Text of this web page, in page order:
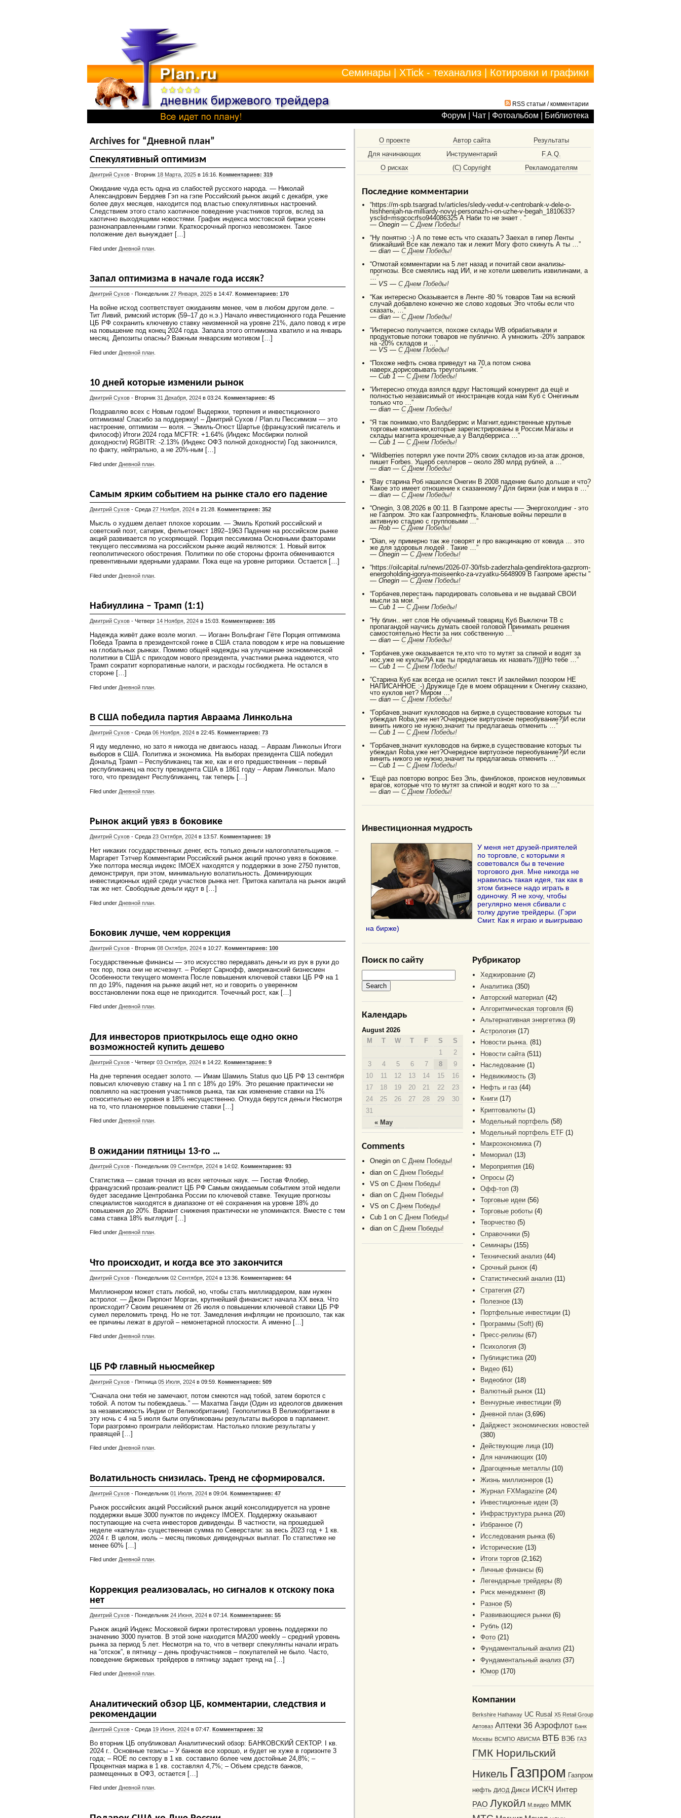
Семинары XTick - теханализ Котировки и графики
RSS статьи /комментарии
Форум Чат Фотоальбом Библиотека
Archives for “Дневной план”
Спекулятивный оптимизм
Дмитрий Сухов - Вторник 18 Марта 2025 в 16:16. Комментариев: 319
Ожидание чуда есть одна из слабостей русского народа. — Николай
Александрович Бердяев Гэп на гэпе Российский рынок акций с декабря, уже
более двух месяцев, находится под властью спекулятивных настроений.
Следствием этого стало хаотичное поведение участников торгов, вслед за
хаотично выходящими новостями. График индекса мостовской биржи усеян
разнонаправленными гэпми. Краткосрочный прогноз невозможен. Такое
положение дел вынуждает […]
Filed under Дневной план
Запал оптимизма в начале года иссяк?
Дмитрий Сухов - Понедельник 27 Января 2025 в 14:47. Комментариев: 170
На войне исход соответствует ожиданиям менее, чем в любом другом деле. –
Тит Ливий, римский историк (59–17 до н.э.) Начало инвестиционного года Решение
ЦБ РФ сохранить ключевую ставку неизменной на уровне 21%, дало повод к игре
на повышение под конец 2024 года. Запала этого оптимизма хватило и на январь
месяц. Депозиты опасны? Важным январским мотивом […]
Filed under Дневной план
10 дней которые изменили рынок
Дмитрий Сухов - Вторник 31 Декабря 2024 в 03:24. Комментариев: 45
Поздравляю всех с Новым годом! Выдержки, терпения и инвестиционного
оптимизма! Спасибо за поддержку! – Дмитрий Сухов / Plan.ru Пессимизм — это
настроение, оптимизм — воля. – Эмиль-Огюст Шартье (французский писатель и
философ) Итоги 2024 года MCFTR: +1.64% (Индекс Мосбиржи полной
доходности) RGBITR: -2.13% (Индекс ОФЗ полной доходности) Год закончился,
по факту, нейтрально, а не 20%-ным […]
Filed under Дневной план
Самым ярким событием на рынке стало его падение
Дмитрий Сухов - Среда 27 Ноября 2024 в 21:28. Комментариев: 352
Мысль о худшем делает плохое хорошим. — Эмиль Кроткий российский и
советский поэт, сатирик, фельетонист 1892–1963 Падение на российском рынке
акций развивается по ускоряющей. Порция пессимизма Основными факторами
текущего пессимизма на российском рынке акций являются: 1. Новый виток
геополитического обострения. Политики по обе стороны фронта обмениваются
превентивными ядерными ударами. Пока еще на уровне риторики. Остается […]
Filed under Дневной план
Набиуллина – Трамп (1:1)
Дмитрий Сухов - Четверг 14 Ноября 2024 в 15:03. Комментариев: 165
Надежда живёт даже возле могил. — Иоганн Вольфганг Гёте Порция оптимизма
Победа Трампа в президентской гонке в США стала поводом к игре на повышение
на глобальных рынках. Помимо общей надежды на улучшение экономической
политики в США с приходом нового президента, участники рынка надеются, что
Трамп сократит корпоративные налоги, и расходы госбюджета. Не остался в
стороне […]
Filed under Дневной план
В США победила партия Авраама Линкольна
Дмитрий Сухов - Среда 06 Ноября 2024 в 22:45. Комментариев: 73
Я иду медленно, но зато я никогда не двигаюсь назад. – Авраам Линкольн Итоги
выборов в США. Политика и экономика. На выборах президента США победил
Дональд Трамп – Республиканец так же, как и его предшественник – первый
республиканец на посту президента США в 1861 году – Аврам Линкольн. Мало
того, что президент Республиканец, так теперь […]
Filed under Дневной план
Рынок акций увяз в боковике
Дмитрий Сухов - Среда 23 Октября 2024 в 13:57. Комментариев: 19
Нет никаких государственных денег, есть только деньги налогоплательщиков. –
Маргарет Тэтчер Комментарии Российский рынок акций прочно увяз в боковике.
Уже полтора месяца индекс IMOEX находятся у поддержки в зоне 2750 пунктов,
демонстрируя, при этом, минимальную волатильность. Доминирующих
инвестиционных идей среди участков рынка нет. Притока капитала на рынок акций
так же нет. Свободные деньги идут в […]
Filed under Дневной план
Боковик лучше, чем коррекция
Дмитрий Сухов - Вторник 08 Октября 2024 в 10:27. Комментариев: 100
Государственные финансы — это искусство передавать деньги из рук в руки до
тех пор, пока они не исчезнут. – Роберт Сарнофф, американский бизнесмен
Особенности текущего момента После повышения ключевой ставки ЦБ РФ на 1
пп до 19%, падения на рынке акций нет, но и говорить о уверенном
восстановлении пока еще не приходится. Точечный рост, как […]
Filed under Дневной план.
Для инвесторов приоткрылось еще одно окно
возможностей купить дешево
Дмитрий Сухов - Четверг 03 Октября 2024 в 14:22. Комментариев: 9
На дне терпения оседает золото. — Имам Шамиль Status quo ЦБ РФ 13 сентября
повысил ключевую ставку на 1 пп с 18% до 19%. Это решение практически не
повлияло на настроения участников рынка, так как изменение ставки на 1%
относительно ее уровня в 18% несущественно. Откуда берутся деньги Несмотря
на то, что планомерное повышение ставки […]
Filed under Дневной план.
В ожидании пятницы 13-го …
Дмитрий Сухов - Понедельник 09 Сентября 2024 в 14:02. Комментариев: 93
Статистика — самая точная из всех неточных наук. — Гюстав Флобер,
французский прозаик-реалист ЦБ РФ Самым ожидаемым событием этой недели
будет заседание Центробанка России по ключевой ставке. Текущие прогнозы
специалистов находятся в диапазоне от её сохранения на уровне 18% до
повышения до 20%. Вариант снижения практически не упоминактся. Вместе с тем
сама ставка 18% выглядит […]
Filed under Дневной план.
Что происходит, и когда все это закончится
Дмитрий Сухов - Понедельник 02 Сентября 2024 в 13:36. Комментариев: 64
Миллионером может стать любой, но, чтобы стать миллиардером, вам нужен
астролог. — Джон Пирпонт Морган, крупнейший финансист начала XX века. Что
происходит? Своим решением от 26 июля о повышении ключевой ставки ЦБ РФ
сумел переломить тренд. Но не тот. Замедления инфляции не произошло, так как
ее причины лежат в другой – немонетарной плоскости. А именно […]
Filed under Дневной план.
ЦБ РФ главный ньюсмейкер
Дмитрий Сухов - Пятница 05 Июля 2024 в 09:59. Комментариев: 509
“Сначала они тебя не замечают, потом смеются над тобой, затем борются с
тобой. А потом ты побеждаешь.” — Махатма Ганди (Один из идеологов движения
за независимость Индии от Великобритании). Геополитика В Великобритании в
эту ночь с 4 на 5 июля были опубликованы результаты выборов в парламент.
Тори разгромно проиграли лейбористам. Настолько плохие результаты у
правящей […]
Filed under Дневной план.
Волатильность снизилась. Тренд не сформировался.
Дмитрий Сухов - Понедельник 01 Июля 2024 в 09:04. Комментариев: 47
Рынок российских акций Российский рынок акций консолидируется на уровне
поддержки выше 3000 пунктов по индексу IMOEX. Поддержку оказывают
поступающие на счета инвесторов дивиденды. В частности, на прошедшей
неделе «капнула» существенная сумма по Северстали: за весь 2023 год + 1 кв.
2024 г. В целом, июль – месяц пиковых дивидендных выплат. По статистике не
менее 60% […]
Filed under Дневной план.
Коррекция реализовалась, но сигналов к отскоку пока
нет
Дмитрий Сухов - Понедельник 24 Июня 2024 в 07:14. Комментариев: 55
Рынок акций Индекс Московкой биржи протестировал уровень поддержки по
значению 3000 пунктов. В этой зоне находится MA200 weekly – средний уровень
рынка за период 5 лет. Несмотря на то, что в четверг спекулянты начали играть
на “отскок”, в пятницу – день профучастников – покупателей не было. Часто,
поведение биржевых трейдеров в пятницу задает тренд на […]
Filed under Дневной план
Аналитический обзор ЦБ, комментарии, следствия и
рекомендации
Дмитрий Сухов - Среда 19 Июня 2024 в 07:47. Комментариев: 32
Во вторник ЦБ опубликовал Аналитический обзор: БАНКОВСКИЙ СЕКТОР. I кв.
2024 г.. Основные тезисы – У банков все хорошо, и будет не хуже в горизонте 3
года; – ROE по сектору в 1 кв. составило более чем достойные 24,8%; –
Процентная маржа в 1 кв. составлял 4,7%; – Объем средств банков,
размещенных в ОФЗ, остается […]
Filed under Дневной план
О проекте Автор сайта
Результаты
Для начинающих
Инструментарий
F.A.Q.
О рисках
(С) Copyright Рекламодателям
Последние комментарии
“https://m-spb.tsargrad.tv/articles/sledy-vedut-v-centrobank-v-dele-o-
hishhenijah-na-milliardy-novyj-personazh-i-on-uzhe-v-begah_1810633?
ysclid=msgcocrfso944086325 А Наби то не знает . ”
—Onegin —C Днем Победы!
“Ну понятно :-) А по теме есть что сказать? Заехал в гипер Ленты
ближайший Все как лежало так и лежит Могу фото скинуть А ты …”
—dian —C Днем Победы!
“Отмотай комментарии на 5 лет назад и почитай свои анализы-
прогнозы. Все смеялись над ИИ, и не хотели шевелить извилинами, а
…”
— VS —C Днем Победы!
“Как интересно Оказывается в Ленте -80 % товаров Там на всякий
случай добавлено конечно же слово ходовых Это чтобы если что
сказать, …”
—dian —C Днем Победы!
“Интересно получается, похоже склады WB обрабатывали и
продуктовые потоки товаров не публично. А умножить -20% заправок
на -20% складов и …”
— VS —C Днем Победы!
“Похоже нефть снова приведут на 70,а потом снова
наверх,дорисовывать треугольник. ”
—Cub 1 —C Днем Победы!
“Интересно откуда взялся вдруг Настоящий конкурент да ещё и
полностью независимый от иностранцев когда нам Куб с Онегиным
только что …”
—dian —C Днем Победы!
“Я так понимаю,что Валдберрис и Магнит,единственные крупные
торговые компании,которые зарегистрированы в России.Магазы и
склады магнита крошечные,а у Валдберриса …”
—Cub 1 —C Днем Победы!
“Wildberries потерял уже почти 20% своих складов из-за атак дронов,
пишет Forbes. Ущерб селлеров – около 280 млрд рублей, а …”
—dian —C Днем Победы!
“Вау старина Роб нашелся Онегин В 2008 падение было дольше и что?
Какое это имеет отношение к сказанному? Для биржи (как и мира в …”
—dian —C Днем Победы!
“Onegin, 3.08.2026 в 00:11. В Газпроме аресты ----- Энергохолдинг - это
не Газпром. Это как Газпромнефть. Клановые войны перешли в
активную стадию с групповыми …”
—Rob —C Днем Победы!
“Dian, ну примерно так же говорят и про вакцинацию от ковида … это
же для здоровья людей . Такие …”
—Onegin —C Днем Победы!
“https://oilcapital.ru/news/2026-07-30/fsb-zaderzhala-gendirektora-gazprom-
energoholding-igorya-moiseenko-za-vzyatku-5648909 В Газпроме аресты ”
—Onegin —C Днем Победы!
“Горбачев,перестань пародировать соловьева и не выдавай СВОИ
мысли за мои. ”
—Cub 1 —C Днем Победы!
“Ну блин.. нет слов Не обучаемый товарищ Куб Выключи ТВ с
пропагандой научись думать своей головой Принимать решения
самостоятельно Нести за них собственную …”
—dian —C Днем Победы!
“Горбачев,уже оказывается те,кто что то мутят за спиной и водят за
нос.уже не куклы?)А как ты предлагаешь их назвать?))))Но тебе …”
—Cub 1 —C Днем Победы!
“Старина Куб как всегда не осилил текст И заклеймил позором НЕ
НАПИСАННОЕ :-) Дружище Где в моем обращении к Онегину сказано,
что куклов нет? Миром …”
—dian —C Днем Победы!
“Горбачев,значит кукловодов на бирже,в существование которых ты
убеждал Robа,уже нет?Очередное виртуозное переобувание?)И если
винить никого не нужно,значит ты предлагаешь отменить …”
—Cub 1 —C Днем Победы!
“Горбачев,значит кукловодов на бирже,в существование которых ты
убеждал Robа,уже нет?Очередное виртуозное переобувание?)И если
винить никого не нужно,значит ты предлагаешь отменить …”
—Cub 1 —C Днем Победы!
“Ещё раз повторю вопрос Без Эль, финблоков, происков неуловимых
врагов, которые что то мутят за спиной и водят кого то за …”
—dian —C Днем Победы!
Инвестиционная мудрость
У меня нет друзей-приятелей
по торговле, с которыми я
советовался бы в течение
торгового дня. Мне никогда не
нравилась такая идея, так как в
этом бизнесе надо играть в
одиночку. Я не хочу, чтобы
регулярно меня сбивали с
толку другие трейдеры. (Гэри
Смит. Как я играю и выигрываю
на бирже)
Поиск по сайту
Календарь
August 2026
M
T W T F S S
« May
1
2
3
4 5 6 7 8
9
10
11 12 13 14 15
16
17
18 19 20 21 22
23
24
25 26 27 28 29
30
31
Comments
Onegin on C Днем Победы!
dian on C Днем Победы!
VS on C Днем Победы!
dian on C Днем Победы!
VS on C Днем Победы!
Cub 1 on C Днем Победы!
dian on C Днем Победы!
Рубрикатор
Хеджирование (2)
Аналитика (350)
Авторский материал (42)
Алгоритмическая торговля (6)
Альтернативная энергетика(9)
Астрология (17)
Новости рынка. (81)
Новости сайта (511)
Наследование (1)
Недвижимость (3)
Нефть и газ (44)
Книги (17)
Криптовалюты (1)
Модельный портфель (58)
Модельный портфель ETF (1)
Макроэкономика(7)
Мемориал (13)
Мероприятия (16)
Опросы (2)
Офф-топ (3)
Торговые идеи (56)
Торговые роботы (4)
Творчество (5)
Справочники (5)
Семинары (155)
Технический анализ (44)
Срочный рынок (4)
Статистический анализ (11)
Стратегия (27)
Полезное (13)
Портфельные инвестиции (1)
Программы (Soft) (6)
Пресс-релизы (67)
Психология (3)
Публицистика (20)
Видео (61)
Видеоблог (18)
Валютный рынок (11)
Венчурные инвестиции (9)
Дневной план (3,696)
Дайджест экономических новостей
(380)
Действующие лица(10)
Для начинающих (10)
Драгоценные металлы (10)
Жизнь миллионеров (1)
Журнал FXMagazine (24)
Инвестиционные идеи (3)
Инфраструктура рынка(20)
Избранное (7)
Исследования рынка (6)
Исторические (13)
Итоги торгов (2,162)
Личные финансы (6)
Легендарные трейдеры (8)
Риск менеджмент (8)
Разное (5)
Развивающиеся рынки (6)
Рубль (12)
Фото (21)
Фундаментальный анализ (21)
Фундаментальный анализ (37)
Юмор (170)
Компании
Berkshire Hathaway UC Rusal X5 Retail Group
Автоваз Аптеки 36 Аэрофлот Банк
Москвы ВСМПО АВИСМА ВТБ ВЭБ ГАЗ
ГМК Норильский
Никель Газпром Газпром
нефть ДИОД Дикси ИСКЧ Интер
РАО Лукойл М.видео ММК